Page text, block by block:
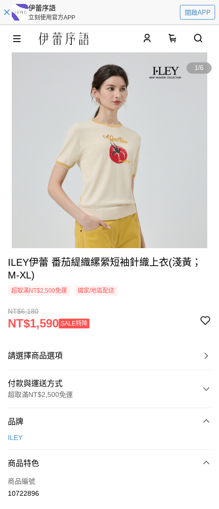
伊蕾序語
立刻使用官方APP
開啟APP
1/6
ILEY伊蕾 番茄緹織縲縈短袖針織上衣(淺黃；
M-XL)
超取滿NT$2,500免運 國家/地區配送
NT$6,180
NT$1,590 SALE特降
請選擇商品選項
付款與運送方式
超取滿NT$2,500免運
信用卡一次付款
3 期 0 利率 每期
合作金庫商業銀行
上海商業儲蓄銀行
超商取貨付款
LINE Pay
品牌
ILEY
商品特色
商品編號
10722896